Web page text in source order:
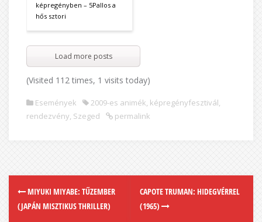
képregényben – 5Pallos a
hős sztori
Load more posts
(Visited 112 times, 1 visits today)
Események 2009-es animék, képregényfesztivál,
rendezvény, Szeged permalink
MIYUKI MIYABE: TŰZEMBER
(JAPÁN MISZTIKUS THRILLER)
CAPOTE TRUMAN: HIDEGVÉRREL
(1965)